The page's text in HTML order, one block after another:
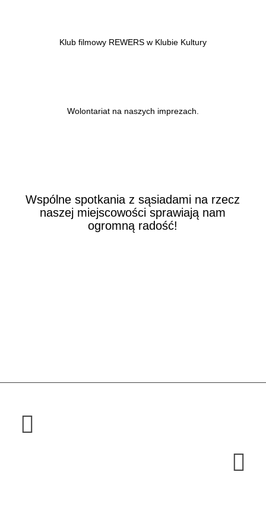
Klub filmowy REWERS w Klubie Kultury
Wolontariat na naszych imprezach.
Wspólne spotkania z sąsiadami na rzecz
naszej miejscowości sprawiają nam
ogromną radość!